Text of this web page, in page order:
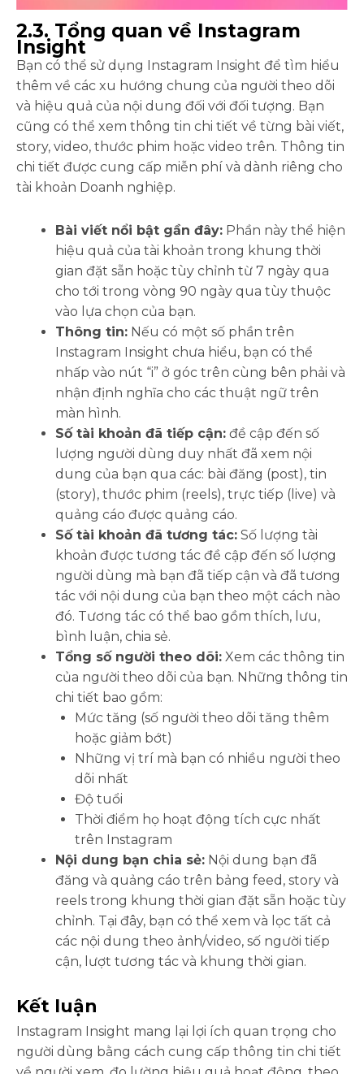
2.3. Tổng quan về Instagram
Insight
Bạn có thể sử dụng Instagram Insight để tìm hiểu
thêm về các xu hướng chung của người theo dõi
và hiệu quả của nội dung đối với đối tượng. Bạn
cũng có thể xem thông tin chi tiết về từng bài viết,
story, video, thước phim hoặc video trên. Thông tin
chi tiết được cung cấp miễn phí và dành riêng cho
tài khoản Doanh nghiệp.
Bài viết nổi bật gần đây: Phần này thể hiện
hiệu quả của tài khoản trong khung thời
gian đặt sẵn hoặc tùy chỉnh từ 7 ngày qua
cho tới trong vòng 90 ngày qua tùy thuộc
vào lựa chọn của bạn.
Thông tin: Nếu có một số phần trên
Instagram Insight chưa hiểu, bạn có thể
nhấp vào nút “i” ở góc trên cùng bên phải và
nhận định nghĩa cho các thuật ngữ trên
màn hình.
Số tài khoản đã tiếp cận: đề cập đến số
lượng người dùng duy nhất đã xem nội
dung của bạn qua các: bài đăng (post), tin
(story), thước phim (reels), trực tiếp (live) và
quảng cáo được quảng cáo.
Số tài khoản đã tương tác: Số lượng tài
khoản được tương tác đề cập đến số lượng
người dùng mà bạn đã tiếp cận và đã tương
tác với nội dung của bạn theo một cách nào
đó. Tương tác có thể bao gồm thích, lưu,
bình luận, chia sẻ.
Tổng số người theo dõi: Xem các thông tin
của người theo dõi của bạn. Những thông tin
chi tiết bao gồm:
Mức tăng (số người theo dõi tăng thêm
hoặc giảm bớt)
Những vị trí mà bạn có nhiều người theo
dõi nhất
Độ tuổi
Thời điểm họ hoạt động tích cực nhất
trên Instagram
Nội dung bạn chia sẻ: Nội dung bạn đã
đăng và quảng cáo trên bảng feed, story và
reels trong khung thời gian đặt sẵn hoặc tùy
chỉnh. Tại đây, bạn có thể xem và lọc tất cả
các nội dung theo ảnh/video, số người tiếp
cận, lượt tương tác và khung thời gian.
Kết luận
Instagram Insight mang lại lợi ích quan trọng cho
người dùng bằng cách cung cấp thông tin chi tiết